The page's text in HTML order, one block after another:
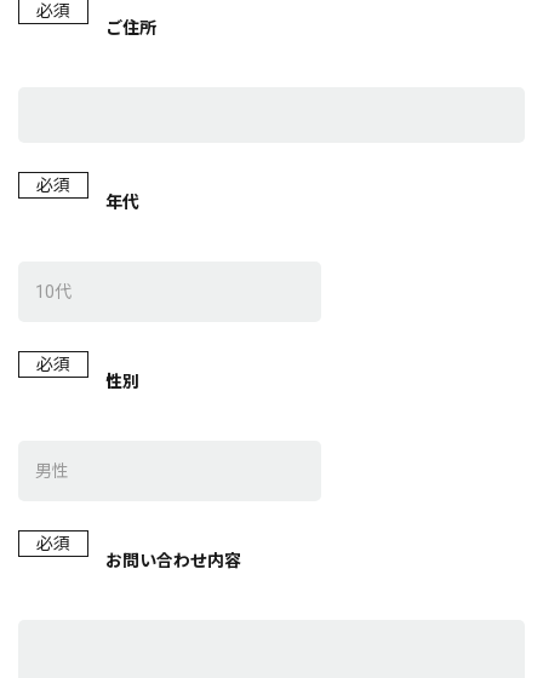
必須
ご住所
必須
年代
必須
性別
必須
お問い合わせ内容